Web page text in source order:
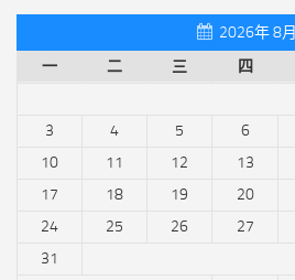
2026年 8月
一
二 三 四
3
4 5 6
10
11 12 13
17
18 19 20
24
25 26 27
31